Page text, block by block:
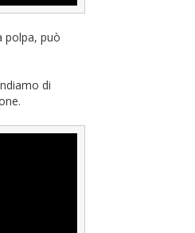
polpa, può
di